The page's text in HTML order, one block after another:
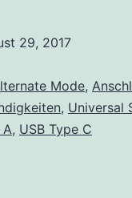
29, 2017
Mode,
, Universal
A, USB Type C